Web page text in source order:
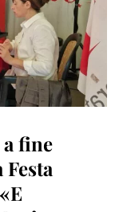
fine